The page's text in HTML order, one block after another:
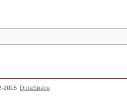
2015
DuraSpace